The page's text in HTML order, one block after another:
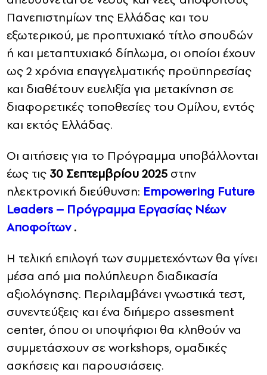
Πανεπιστημίων της Ελλάδας και του
εξωτερικού, με προπτυχιακό τίτλο σπουδών
ή και μεταπτυχιακό δίπλωμα, οι οποίοι έχουν
ως 2 χρόνια επαγγελματικής προϋπηρεσίας
και διαθέτουν ευελιξία για μετακίνηση σε
διαφορετικές τοποθεσίες του Ομίλου, εντός
και εκτός Ελλάδας.
Οι αιτήσεις για το Πρόγραμμα υποβάλλονται
έως τις 30 Σεπτεμβρίου 2025 στην
ηλεκτρονική διεύθυνση: Empowering Future
Leaders – Πρόγραμμα Εργασίας Νέων
Αποφοίτων.
Η τελική επιλογή των συμμετεχόντων θα γίνει
μέσα από μια πολύπλευρη διαδικασία
αξιολόγησης. Περιλαμβάνει γνωστικά τεστ,
συνεντεύξεις και ένα διήμερο assesment
center, όπου οι υποψήφιοι θα κληθούν να
συμμετάσχουν σε workshops, ομαδικές
ασκήσεις και παρουσιάσεις.